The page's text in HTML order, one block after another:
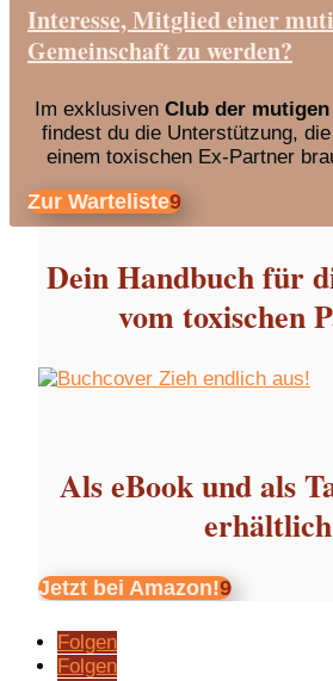
Interesse, Mitglied einer
Gemeinschaft zu werden?
Im exklusiven Club der
findest du die Unterstützung,
einem toxischen Ex-Partner
Zur Warteliste
Dein Handbuch für
vom toxischen
Als eBook und als
erhältlich
Jetzt bei Amazon!
Folgen
Folgen